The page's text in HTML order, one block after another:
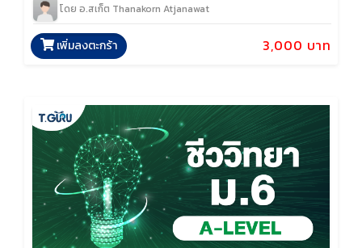
โดย อ.สเก็ต Thanakorn Atjanawat
3,000 บาท
เพิ่มลงตะกร้า